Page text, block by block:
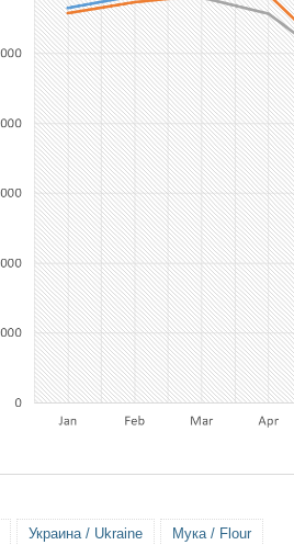
Украина / Ukraine Мука / Flour